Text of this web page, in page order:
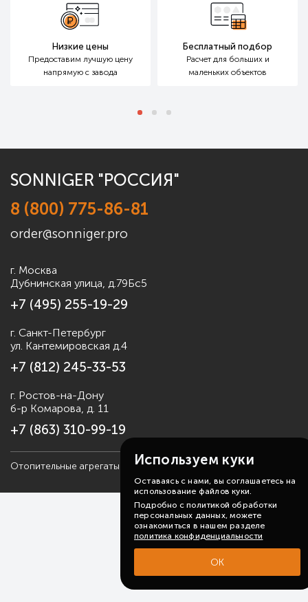
Низкие цены
Предоставим лучшую цену
напрямую с завода
Бесплатный подбор
Расчет для больших и
маленьких объектов
SONNIGER "РОССИЯ"
8 (800) 775-86-81
order@sonniger.pro
г. Москва
Дубнинская улица, д.79Бс5
+7 (495) 255-19-29
г. Санкт-Петербург
ул. Кантемировская д.4
+7 (812) 245-33-53
г. Ростов-на-Дону
б-р Комарова, д. 11
+7 (863) 310-99-19
Отопительные агрегаты Sonniger, 2006-2026 Карта сайта
Используем куки
Оставаясь с нами, вы соглашаетесь на
использование файлов куки.
Подробно с политикой обработки
персональных данных, можете
ознакомиться в нашем разделе
политика конфиденциальности
ОК